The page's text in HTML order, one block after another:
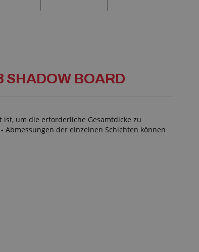
BOARD
um die erforderliche Gesamtdicke zu
der einzelnen Schichten können